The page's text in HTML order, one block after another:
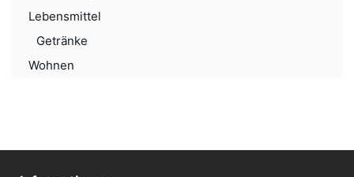
Lebensmittel
Getränke
Wohnen